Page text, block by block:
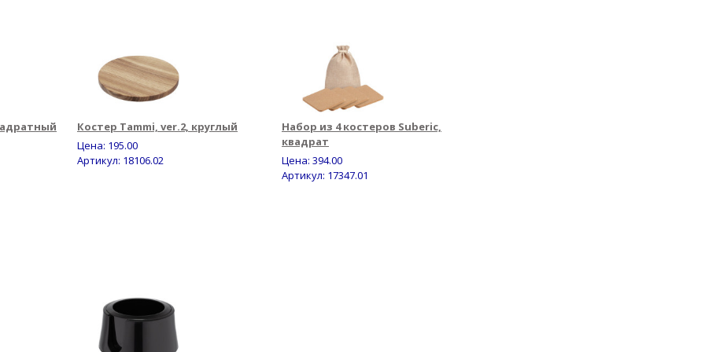
Костер Tammi, ver.2, круглый
Цена: 195.00
Артикул: 18106.02
Набор из 4 костеров Suberic,
квадрат
Цена: 394.00
Артикул: 17347.01